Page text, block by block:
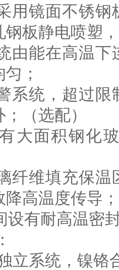
用镜面不锈
钢板静电喷塑
由能在高温
；
系统，超过
（选配）
大面积钢化
纤维填充保
高温度传导；
设有耐高温密
立系统，镍铬